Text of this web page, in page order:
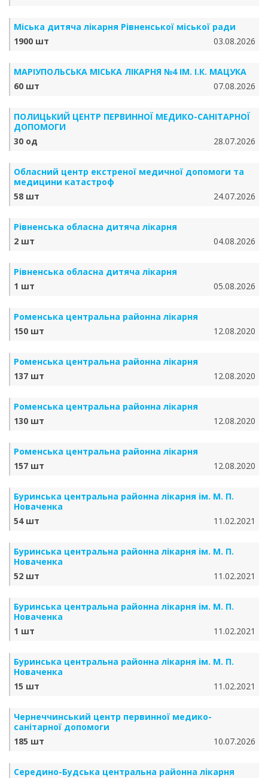
Міська дитяча лікарня Рівненської міської ради
1900 шт
03.08.2026
МАРІУПОЛЬСЬКА МІСЬКА ЛІКАРНЯ №4 ІМ. І.К. МАЦУКА
60 шт
07.08.2026
ПОЛИЦЬКИЙ ЦЕНТР ПЕРВИННОЇ МЕДИКО-САНІТАРНОЇ
ДОПОМОГИ
30 од
28.07.2026
Обласний центр екстреної медичної допомоги та
медицини катастроф
58 шт
24.07.2026
Рівненська обласна дитяча лікарня
2 шт
04.08.2026
Рівненська обласна дитяча лікарня
1 шт
05.08.2026
Роменська центральна районна лікарня
150 шт
12.08.2020
Роменська центральна районна лікарня
137 шт
12.08.2020
Роменська центральна районна лікарня
130 шт
12.08.2020
Роменська центральна районна лікарня
157 шт
12.08.2020
Буринська центральна районна лікарня ім. М. П.
Новаченка
54 шт
11.02.2021
Буринська центральна районна лікарня ім. М. П.
Новаченка
52 шт
11.02.2021
Буринська центральна районна лікарня ім. М. П.
Новаченка
1 шт
11.02.2021
Буринська центральна районна лікарня ім. М. П.
Новаченка
15 шт
11.02.2021
Чернеччинський центр первинної медико-
санітарної допомоги
185 шт
10.07.2026
Середино-Будська центральна районна лікарня